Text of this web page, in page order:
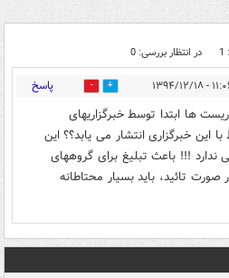
در انتظار بررسی: 0
- ۱۳۹۴/۱۲/۱۸ 0 پاسخ
ها ابتدا توسط خبرگزاریهای
این خبرگزاری انتشار می یابد؟؟ این
!!! باعث تبلیغ برای گروههای
تائید، باید بسیار محتاطانه